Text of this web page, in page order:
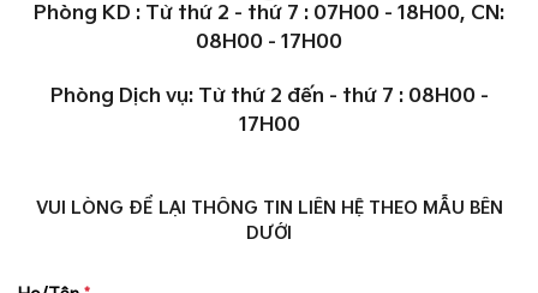
Phòng KD : Từ thứ 2 - thứ 7 : 07H00 - 18H00, CN:
08H00 - 17H00
Phòng Dịch vụ: Từ thứ 2 đến - thứ 7 : 08H00 -
17H00
VUI LÒNG ĐỂ LẠI THÔNG TIN LIÊN HỆ THEO MẪU BÊN
DƯỚI